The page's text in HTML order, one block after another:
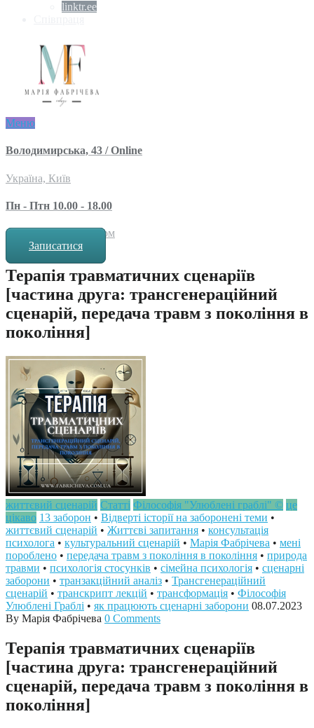
linktr.ee
Меню
Володимирська, 43 / Online
Україна, Київ
Пн - Птн 10.00 - 18.00
за попереднім записом
Записатися
Терапія травматичних сценаріїв
[частина друга: трансгенераційний
сценарій, передача травм з покоління в
покоління]
життєвий сценарій Статті Філософія "Улюблені граблі" © це
цікаво 13 заборон • Відверті історії на заборонені теми •
життєвий сценарій • Життєві запитання • консультація
психолога • культуральний сценарій • Марія Фабрічева • мені
пороблено • передача травм з покоління в покоління • природа
травми • психологія стосунків • сімейна психологія • сценарні
заборони • транзакційний аналіз • Трансгенераційний
сценарій • транскрипт лекцій • трансформація • Філософія
Улюблені Граблі • як працюють сценарні заборони 08.07.2023
By Марія Фабрічева 0 Comments
Терапія травматичних сценаріїв
[частина друга: трансгенераційний
сценарій, передача травм з покоління в
покоління]